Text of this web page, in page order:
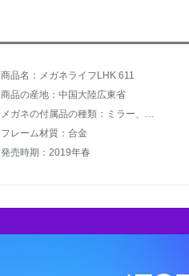
商品名：メガネライフLHK 611
商品の産地：中国大陸広東省
メガネの付属品の種類：ミラー、ミラーケース、説明書
フレーム材質：合金
発売時期：2019年春